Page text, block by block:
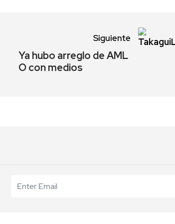
Siguiente
Ya hubo arreglo de AML
O con medios